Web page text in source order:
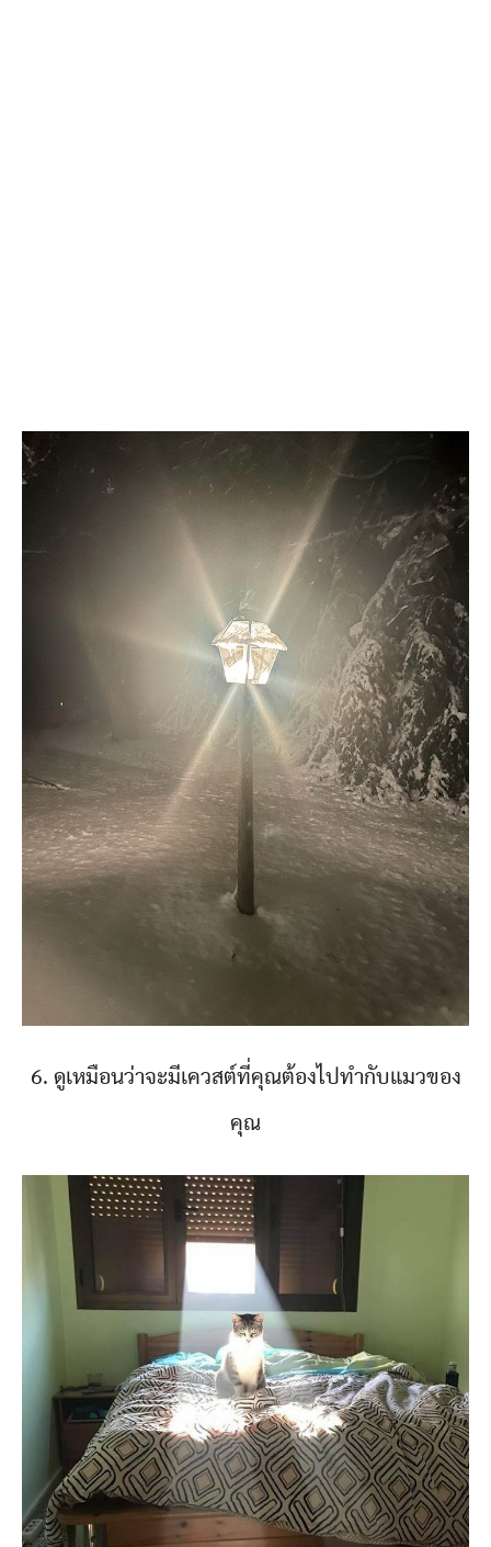
6. ดูเหมือนว่าจะมีเควสต์ที่คุณต้องไปทำกับแมวของ
คุณ